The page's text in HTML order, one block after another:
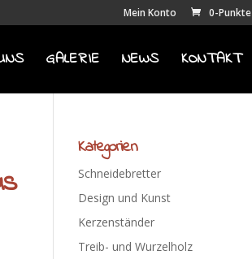
Mein Konto 0-Punkte
GALERIE NEWS KONTAKT
Kategorien
Schneidebretter
Design und Kunst
Kerzenständer
Treib- und Wurzelholz